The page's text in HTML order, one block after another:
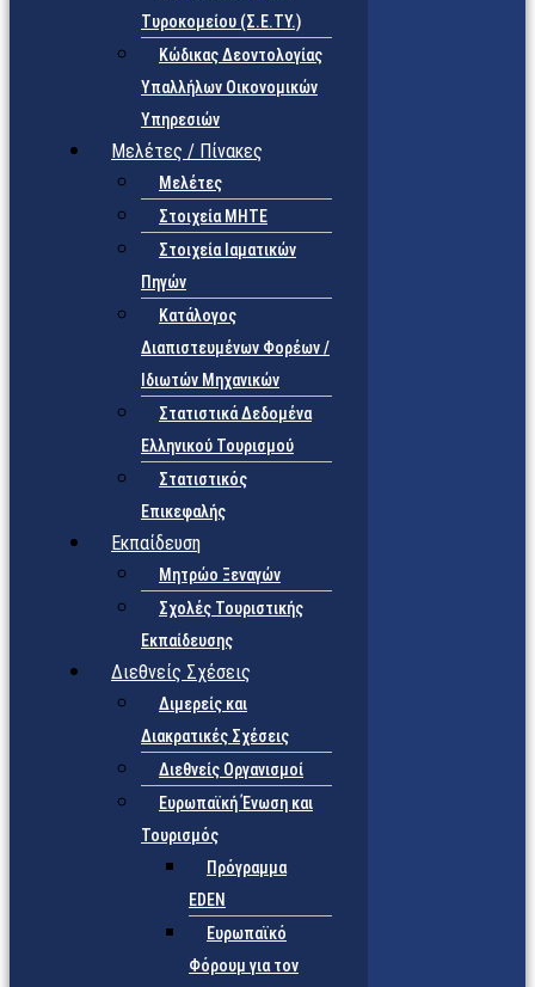
Τυροκομείου (Σ.Ε.TY.)
Κώδικας Δεοντολογίας
Υπαλλήλων Οικονομικών
Υπηρεσιών
Μελέτες / Πίνακες
Μελέτες
Στοιχεία ΜΗΤΕ
Στοιχεία Ιαματικών
Πηγών
Κατάλογος
Διαπιστευμένων Φορέων /
Ιδιωτών Μηχανικών
Στατιστικά Δεδομένα
Ελληνικού Τουρισμού
Στατιστικός
Επικεφαλής
Εκπαίδευση
Μητρώο Ξεναγών
Σχολές Τουριστικής
Εκπαίδευσης
Διεθνείς Σχέσεις
Διμερείς και
Διακρατικές Σχέσεις
Διεθνείς Οργανισμοί
Ευρωπαϊκή Ένωση και
Τουρισμός
Πρόγραμμα
EDEN
Ευρωπαϊκό
Φόρουμ για τον